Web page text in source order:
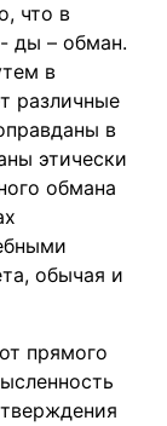
что в
ды – обман.
в
различные
в
этически
обмана
обычая и
прямого